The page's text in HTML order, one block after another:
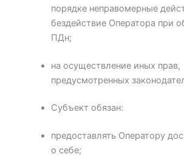
порядке неправомерные
бездействие Оператора при
ПДн;
на осуществление иных прав,
предусмотренных
Субъект обязан:
предоставлять Оператору
о себе;